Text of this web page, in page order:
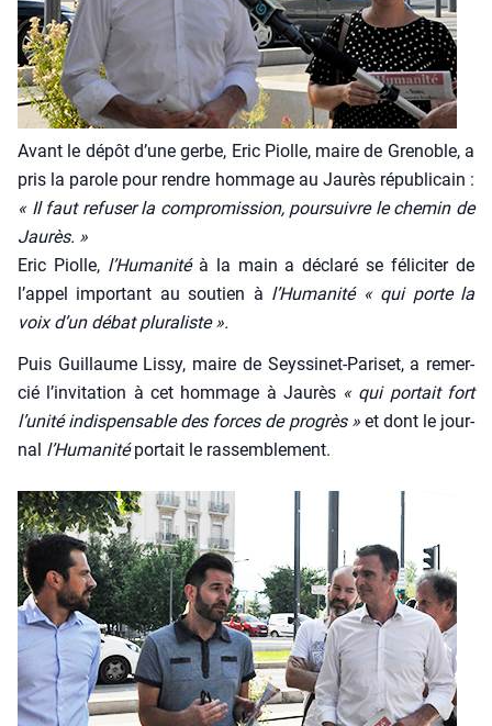
Avant le dépôt d’une gerbe, Eric Piolle, maire de Gre­noble, a
pris la parole pour rendre hom­mage au Jau­rès répu­bli­cain :
« Il faut refu­ser la com­pro­mis­sion, pour­suivre le che­min de
Jau­rès. »
Eric Piolle, l’Humanitéà la main a décla­ré se féli­ci­ter de
l’appel impor­tant au sou­tien à l’Humanité « qui porte la
voix d’un débat plu­ra­liste ».
Puis Guillaume Lis­sy, maire de Seys­si­net-Pari­set, a remer­
cié l’invitation à cet hom­mage à Jau­rès « qui por­tait fort
l’unité indis­pen­sable des forces de pro­grès »et dont le jour­
nal l’Humanitépor­tait le ras­sem­ble­ment.